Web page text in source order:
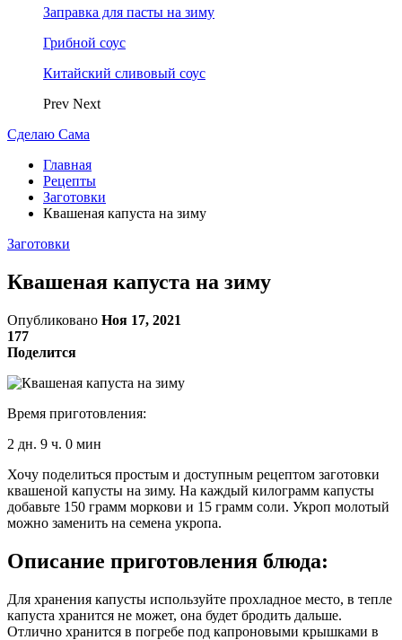
Заправка для пасты на зиму
Грибной соус
Китайский сливовый соус
Prev Next
Сделаю Сама
Главная
Рецепты
Заготовки
Квашеная капуста на зиму
Заготовки
Квашеная капуста на зиму
Опубликовано Ноя 17, 2021
177
Поделится
Время приготовления:
2 дн. 9 ч. 0 мин
Хочу поделиться простым и доступным рецептом заготовки
квашеной капусты на зиму. На каждый килограмм капусты
добавьте 150 грамм моркови и 15 грамм соли. Укроп молотый
можно заменить на семена укропа.
Описание приготовления блюда:
Для хранения капусты используйте прохладное место, в тепле
капуста хранится не может, она будет бродить дальше.
Отлично хранится в погребе под капроновыми крышками в